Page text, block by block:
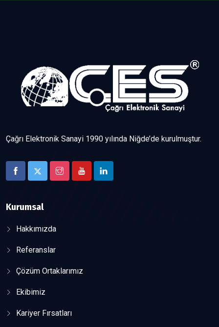
Çağrı Elektronik Sanayi 1990 yılında Niğde’de kurulmuştur.
Kurumsal
Hakkımızda
Referanslar
Çözüm Ortaklarımız
Ekibimiz
Kariyer Fırsatları